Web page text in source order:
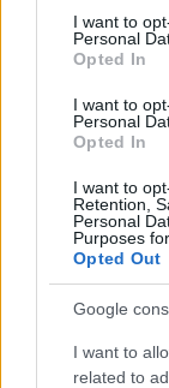
consent section.
I want to
Personal
Opted In
I want to
Personal
Opted In
I want to
Retention,
Personal
Purposes
Opted Out
Google
I want to
related to
Politiche attive
Matteo Pellegrino · 15